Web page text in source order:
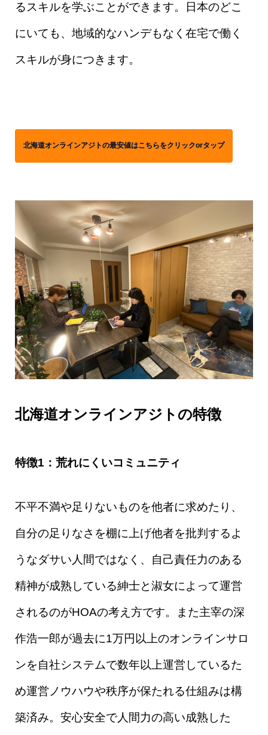
るスキルを学ぶことができます。日本のどこ
にいても、地域的なハンデもなく在宅で働く
スキルが身につきます。
北海道オンラインアジトの最安値はこちらをクリックorタップ
北海道オンラインアジトの特徴
特徴1：荒れにくいコミュニティ
不平不満や足りないものを他者に求めたり、
自分の足りなさを棚に上げ他者を批判するよ
うなダサい人間ではなく、自己責任力のある
精神が成熟している紳士と淑女によって運営
されるのがHOAの考え方です。また主宰の深
作浩一郎が過去に1万円以上のオンラインサロ
ンを自社システムで数年以上運営しているた
め運営ノウハウや秩序が保たれる仕組みは構
築済み。安心安全で人間力の高い成熟した